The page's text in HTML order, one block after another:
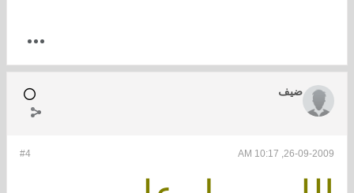
ضيف
#4 26-09-2009, 10:17 AM